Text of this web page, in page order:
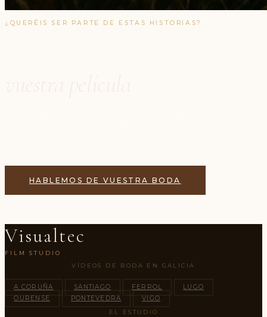
¿QUERÉIS SER PARTE DE ESTAS HISTORIAS?
HABLEMOS DE VUESTRA BODA
Visualtec
FILM STUDIO
VÍDEOS DE BODA EN GALICIA
A CORUÑA SANTIAGO FERROL
LUGO
OURENSE
PONTEVEDRA VIGO
EL ESTUDIO